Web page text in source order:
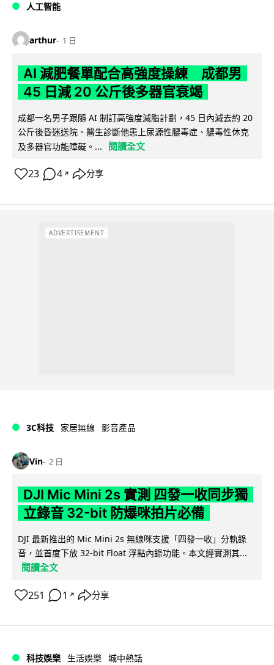
人工智能
arthur 1 日
AI 減肥餐單配合高強度操練 成都男
45 日減 20 公斤後多器官衰竭
成都一名男子跟隨 AI 制訂高強度減脂計劃，45 日內減去約 20
公斤後昏迷送院。醫生診斷他患上尿源性膿毒症、膿毒性休克
及多器官功能障礙。...
閱讀全文
23 4 ↗ 分享
ADVERTISEMENT
3C科技 家居無線 影音產品
Vin 2 日
DJI Mic Mini 2s 實測 四發一收同步獨
立錄音 32-bit 防爆咪拍片必備
DJI 最新推出的 Mic Mini 2s 無線咪支援「四發一收」分軌錄
音，並首度下放 32-bit Float 浮點內錄功能。本文經實測其...
閱讀全文
251 1 ↗ 分享
科技娛樂 生活娛樂 城中熱話